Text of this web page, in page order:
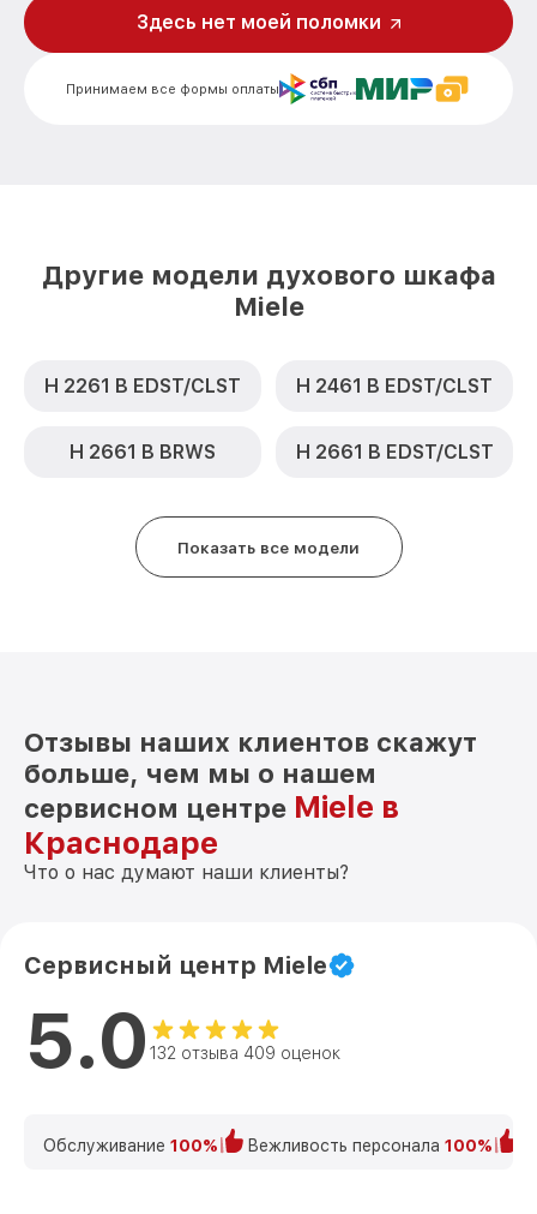
Замена шнура питания DG 5050 IX Miele
Замена термодатчика DG 5050 IX Miele от 900₽
Принимаем все формы оплаты
Здесь нет моей поломки
Другие модели духового шкафа
Miele
H 2261 B EDST/CLST H 2461 B EDST/CLST
H 2661 B BRWS H 2661 B EDST/CLST
Показать все модели
Отзывы наших клиентов скажут
больше, чем мы о нашем
сервисном центре Miele в
Краснодаре
Что о нас думают наши клиенты?
Сервисный центр Miele
5.0 132 отзыва 409 оценок
Обслуживание 100% Вежливость персонала 100%